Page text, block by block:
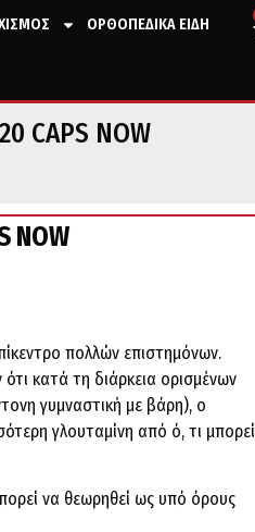
ΟΡΘΟΠΕΔΙΚΑ ΕΙΔΗ
CAPS NOW
NOW
πολλών επιστημόνων.
κατά τη διάρκεια ορισμένων
γυμναστική με βάρη), ο
γλουταμίνη από ό, τι μπορεί
να θεωρηθεί ως υπό όρους